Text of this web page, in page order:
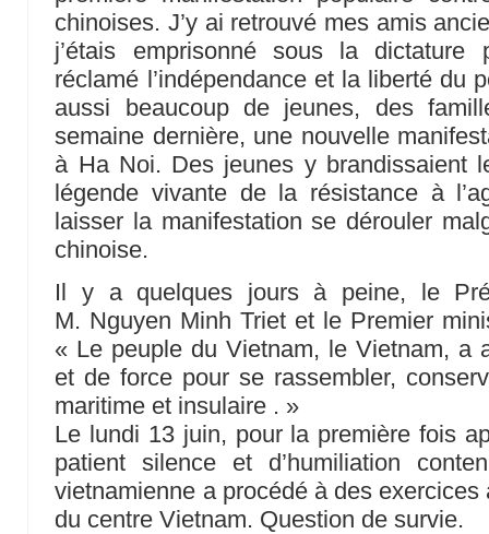
chinoises. J’y ai retrouvé mes amis
j’étais emprisonné sous la dictature
réclamé l’indépendance et la liberté du
aussi beaucoup de jeunes, des
semaine dernière, une nouvelle
à Ha Noi. Des jeunes y brandissaient
légende vivante de la résistance à
laisser la manifestation se dérouler
chinoise.
Il y a quelques jours à peine, le
M. Nguyen Minh Triet et le Premier
« Le peuple du Vietnam, le Vietnam, a
et de force pour se rassembler,
maritime et insulaire . »
Le lundi 13 juin, pour la première fois
patient silence et d’humiliation
vietnamienne a procédé à des
du centre Vietnam. Question de survie.